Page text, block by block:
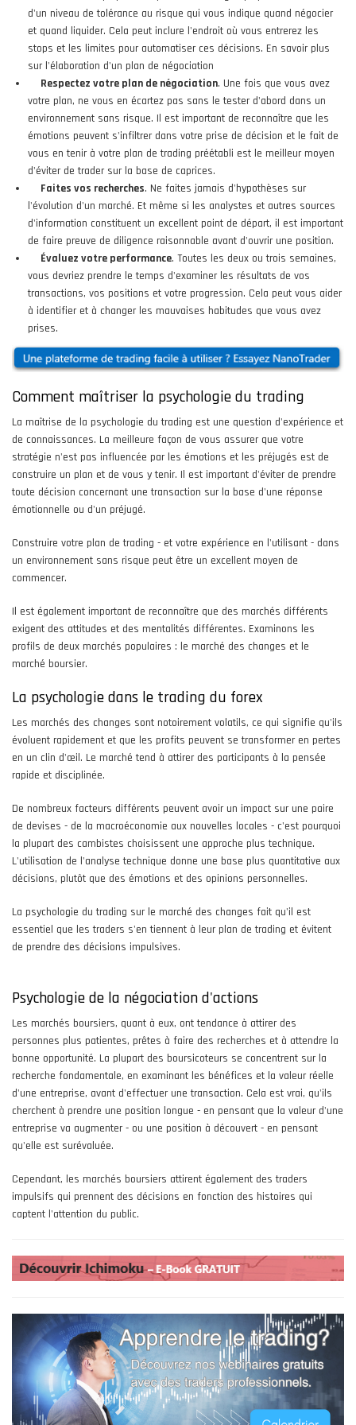
d'un niveau de tolérance au risque qui vous indique quand négocier
et quand liquider. Cela peut inclure l'endroit où vous entrerez les
stops et les limites pour automatiser ces décisions. En savoir plus
sur l'élaboration d'un plan de négociation
Respectez votre plan de négociation. Une fois que vous avez
votre plan, ne vous en écartez pas sans le tester d'abord dans un
environnement sans risque. Il est important de reconnaître que les
émotions peuvent s'infiltrer dans votre prise de décision et le fait de
vous en tenir à votre plan de trading préétabli est le meilleur moyen
d'éviter de trader sur la base de caprices.
Faites vos recherches. Ne faites jamais d'hypothèses sur
l'évolution d'un marché. Et même si les analystes et autres sources
d'information constituent un excellent point de départ, il est important
de faire preuve de diligence raisonnable avant d'ouvrir une position.
Évaluez votre performance. Toutes les deux ou trois semaines,
vous devriez prendre le temps d'examiner les résultats de vos
transactions, vos positions et votre progression. Cela peut vous aider
à identifier et à changer les mauvaises habitudes que vous avez
prises.
Comment maîtriser la psychologie du trading
La maîtrise de la psychologie du trading est une question d'expérience et
de connaissances. La meilleure façon de vous assurer que votre
stratégie n'est pas influencée par les émotions et les préjugés est de
construire un plan et de vous y tenir. Il est important d'éviter de prendre
toute décision concernant une transaction sur la base d'une réponse
émotionnelle ou d'un préjugé.
Construire votre plan de trading - et votre expérience en l'utilisant - dans
un environnement sans risque peut être un excellent moyen de
commencer.
Il est également important de reconnaître que des marchés différents
exigent des attitudes et des mentalités différentes. Examinons les
profils de deux marchés populaires : le marché des changes et le
marché boursier.
La psychologie dans le trading du forex
Les marchés des changes sont notoirement volatils, ce qui signifie qu'ils
évoluent rapidement et que les profits peuvent se transformer en pertes
en un clin d'œil. Le marché tend à attirer des participants à la pensée
rapide et disciplinée.
De nombreux facteurs différents peuvent avoir un impact sur une paire
de devises - de la macroéconomie aux nouvelles locales - c'est pourquoi
la plupart des cambistes choisissent une approche plus technique.
L'utilisation de l'analyse technique donne une base plus quantitative aux
décisions, plutôt que des émotions et des opinions personnelles.
La psychologie du trading sur le marché des changes fait qu'il est
essentiel que les traders s'en tiennent à leur plan de trading et évitent
de prendre des décisions impulsives.
Psychologie de la négociation d'actions
Les marchés boursiers, quant à eux, ont tendance à attirer des
personnes plus patientes, prêtes à faire des recherches et à attendre la
bonne opportunité. La plupart des boursicoteurs se concentrent sur la
recherche fondamentale, en examinant les bénéfices et la valeur réelle
d'une entreprise, avant d'effectuer une transaction. Cela est vrai, qu'ils
cherchent à prendre une position longue - en pensant que la valeur d'une
entreprise va augmenter - ou une position à découvert - en pensant
qu'elle est surévaluée.
Cependant, les marchés boursiers attirent également des traders
impulsifs qui prennent des décisions en fonction des histoires qui
captent l'attention du public.